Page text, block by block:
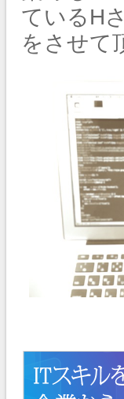
ているH
をさせて